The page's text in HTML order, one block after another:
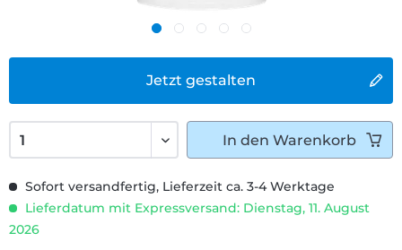
Jetzt gestalten
Sofort versandfertig, Lieferzeit ca. 3-4 Werktage
Lieferdatum mit Expressversand: Dienstag, 11. August
2026
In den Warenkorb